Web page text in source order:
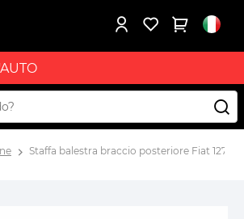
Staffa balestra braccio posteriore Fiat 127